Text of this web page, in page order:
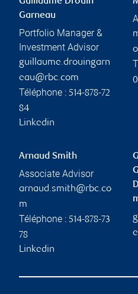
Garneau
Portfolio Manager &
Investment Advisor
guillaume.drouingarn
eau@rbc.com
Téléphone : 514-878-72
84
Linkedin
Arnaud Smith
Associate Advisor
arnaud.smith@rbc.co
m
Téléphone : 514-878-73
78
Linkedin